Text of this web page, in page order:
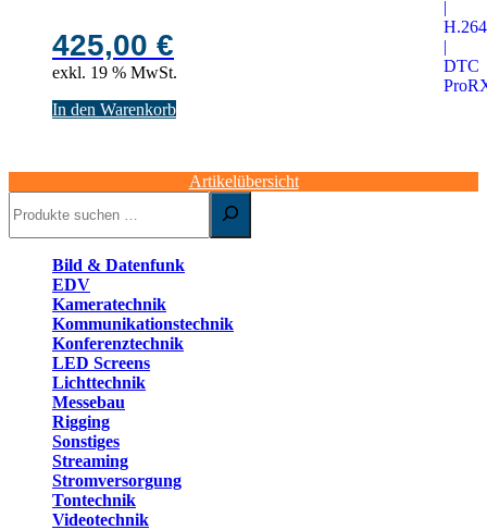
425,00 €
exkl. 19 % MwSt.
In den Warenkorb
Artikelübersicht
Bild & Datenfunk
EDV
Kameratechnik
Kommunikationstechnik
Konferenztechnik
LED Screens
Lichttechnik
Messebau
Rigging
Sonstiges
Streaming
Stromversorgung
Tontechnik
Videotechnik